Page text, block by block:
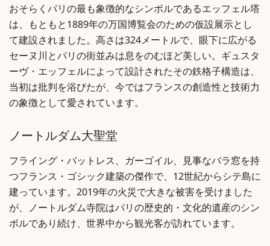
おそらくパリの最も象徴的なシンボルであるエッフェル塔
は、もともと1889年の万国博覧会のための仮設展示とし
て建設されました。高さは324メートルで、眼下に広がる
セーヌ川とパリの街並みは息をのむほど美しい。ギュスタ
ーヴ・エッフェルによって設計されたその鉄格子構造は、
当初は批判を浴びたが、今ではフランスの創造性と技術力
の象徴として愛されています。
ノートルダム大聖堂
フライング・バットレス、ガーゴイル、見事なバラ窓を持
つフランス・ゴシック建築の傑作で、12世紀からシテ島に
建っています。2019年の火災で大きな被害を受けました
が、ノートルダム寺院はパリの歴史的・文化的遺産のシン
ボルであり続け、世界中から観光客が訪れています。